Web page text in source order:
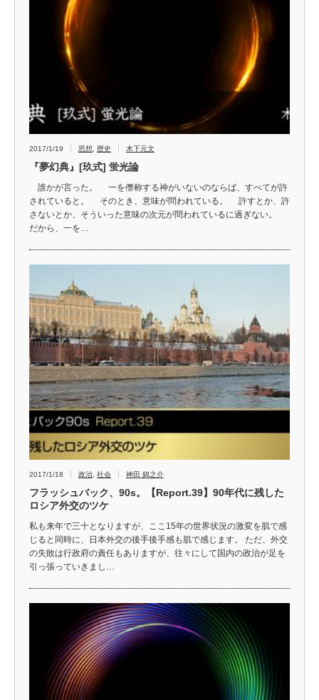
2017/1/19 思想 歴史 木下元文
『夢幻典』[玖式] 蛍光論
誰かが言った。 一を僭称する神がいないのならば、すべてが許
されていると。 そのとき、意味が問われている。 許すとか、許
さないとか、そういった意味の次元が問われているに過ぎない。
だから、一を…
2017/1/18 政治 社会 神田 錦之介
フラッシュバック、90s。【Report.39】90年代に残した
ロシア外交のツケ
私も来年で三十となりますが、ここ15年の世界状況の激変を肌で感
じると同時に、日本外交の後手後手感も肌で感じます。 ただ、外交
の失敗は行政府の責任もありますが、往々にして国内の政治が足を
引っ張っていきまし…